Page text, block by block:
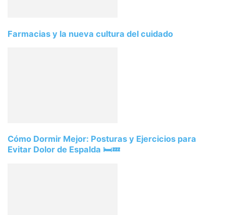
Farmacias y la nueva cultura del cuidado
Cómo Dormir Mejor: Posturas y Ejercicios para
Evitar Dolor de Espalda 🛏️💤